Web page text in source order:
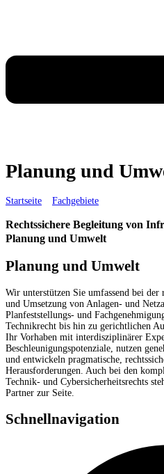
Planung und
Startseite Fachgebiete
Rechtssichere Begleitung von
Planung und Umwelt
Planung und Umwelt
Wir unterstützen Sie umfassend bei
und Umsetzung von Anlagen- und
Planfeststellungs- und
Technikrecht bis hin zu gerichtlichen
Ihr Vorhaben mit interdisziplinärer
Beschleunigungspotenziale, nutzen
und entwickeln pragmatische,
Herausforderungen. Auch bei den
Technik- und Cybersicherheitsrechts
Partner zur Seite.
Schnellnavigation